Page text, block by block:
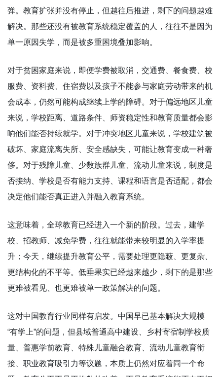
弹。教育扩张并没有停止，但越往后推进，剩下的问题越难
解决。那些还没有被教育系统稳定覆盖的人，往往不是因为
单一原因失学，而是被多重困境叠加影响。
对于贫困家庭来说，即便学费被取消，交通费、餐食费、校
服费、资料费、住宿费以及孩子不能参与家庭劳动带来的机
会成本，仍然可能构成继续上学的障碍。对于偏远地区儿童
来说，学校距离、道路条件、师资稳定性和教育质量都会影
响他们能否持续就学。对于冲突地区儿童来说，学校建筑被
破坏、家庭流离失所、安全感缺失，可能让教育变成一种奢
侈。对于残障儿童、少数族群儿童、流动儿童来说，制度是
否接纳、学校是否有能力支持、课程和语言是否适配，都会
决定他们能否真正进入并融入教育系统。
这意味着，全球教育已经进入一个新的阶段。过去，建学
校、招教师、减免学费，往往就能带来较明显的入学率提
升；今天，继续提升教育公平，需要处理更隐蔽、更复杂、
更结构化的不平等。低垂果实已经越来越少，剩下的是那些
更难被看见、也更难被单一政策解决的问题。
这对中国教育行业同样有启发。中国早已基本解决大规模
“有学上”的问题，但县域普通高中建设、乡村寄宿制学校质
量、普惠学前教育、特殊儿童融合教育、流动儿童教育衔
接、职业教育吸引力等议题，本质上仍然对应着同一个命